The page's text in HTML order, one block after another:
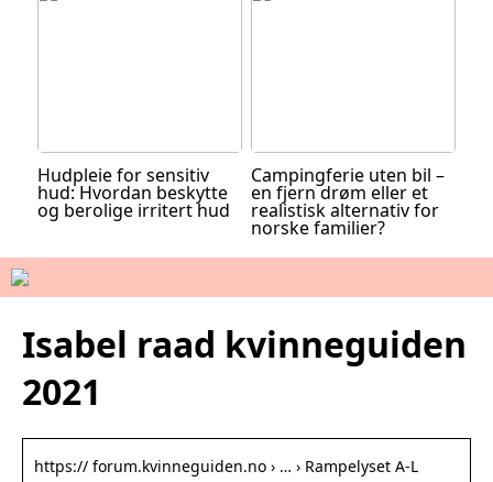
Hudpleie for sensitiv
hud: Hvordan beskytte
og berolige irritert hud
Campingferie uten bil –
en fjern drøm eller et
realistisk alternativ for
norske familier?
Isabel raad kvinneguiden
2021
https:// forum.kvinneguiden.no › … › Rampelyset A-L